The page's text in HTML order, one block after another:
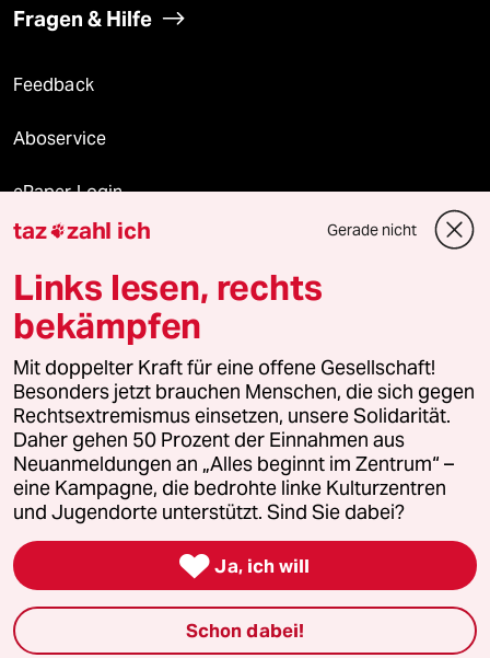
Fragen & Hilfe
Feedback
Aboservice
ePaper Login
Downloads für Abonnierende
© 2026 taz Verlags und Vertriebs GmbH
Alle Rechte vorbehalten. Bei rechtlichen Fragen oder für Genehmigungen
wenden Sie sich bitte an
lizenzen@taz.de
Feedback Redaktionsstatut Kommune-Richtlinien
Leitlinie Informant Datenschutz Impressum AGB
Seitenwende Einwilligungen widerrufen (Ads)
taz zahl ich Gerade nicht
Links lesen, rechts
bekämpfen
Mit doppelter Kraft für eine offene Gesellschaft!
Besonders jetzt brauchen Menschen, die sich gegen
Rechtsextremismus einsetzen, unsere Solidarität.
Daher gehen 50 Prozent der Einnahmen aus
Neuanmeldungen an „Alles beginnt im Zentrum“ –
eine Kampagne, die bedrohte linke Kulturzentren
und Jugendorte unterstützt. Sind Sie dabei?
 Ja, ich will
Schon dabei!